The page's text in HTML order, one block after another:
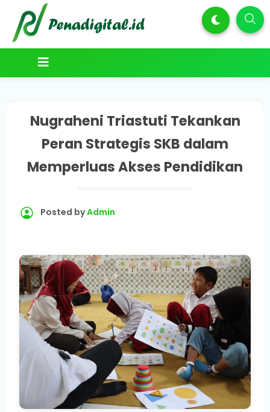
Nugraheni Triastuti Tekankan
Peran Strategis SKB dalam
Memperluas Akses Pendidikan
Posted byAdmin